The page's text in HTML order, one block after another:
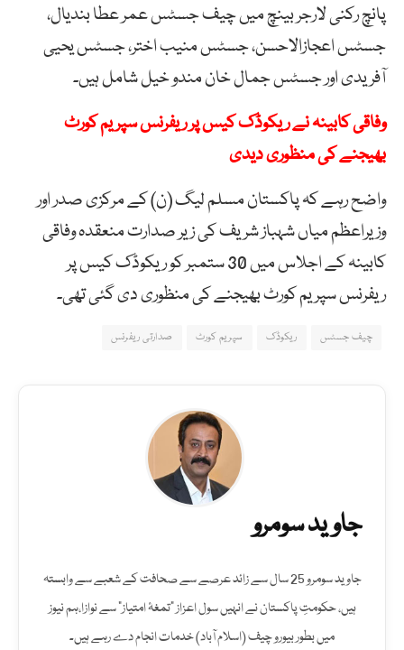
پانچ رکنی لارجر بینچ میں چیف جسٹس عمر عطا بندیال،
جسٹس اعجازالاحسن، جسٹس منیب اختر، جسٹس یحیی
آفریدی اور جسٹس جمال خان مندو خیل شامل ہیں۔
وفاقی کابینہ نے ریکوڈک کیس پر ریفرنس سپریم کورٹ
بھیجنے کی منظوری دیدی
واضح رہے کہ پاکستان مسلم لیگ (ن) کے مرکزی صدر اور
وزیراعظم میاں شہباز شریف کی زیر صدارت منعقدہ وفاقی
کابینہ کے اجلاس میں 30 ستمبر کو ریکوڈک کیس پر
ریفرنس سپریم کورٹ بھیجنے کی منظوری دی گئی تھی۔
چیف جسٹس ریکوڈک سپریم کورٹ صدارتی ریفرنس
جاوید سومرو
جاوید سومرو 25 سال سے زائد عرصے سے صحافت کے شعبے سے وابستہ
ہیں، حکومتِ پاکستان نے انہیں سول اعزاز "تمغۂ امتیاز" سے نوازا،ہم نیوز
میں بطور بیورو چیف (اسلام آباد) خدمات انجام دے رہے ہیں۔